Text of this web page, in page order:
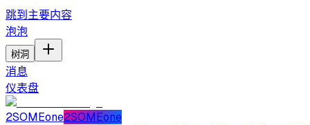
跳到主要内容
泡泡
树洞
消息
仪表盘
2SOMEone2SOMEone